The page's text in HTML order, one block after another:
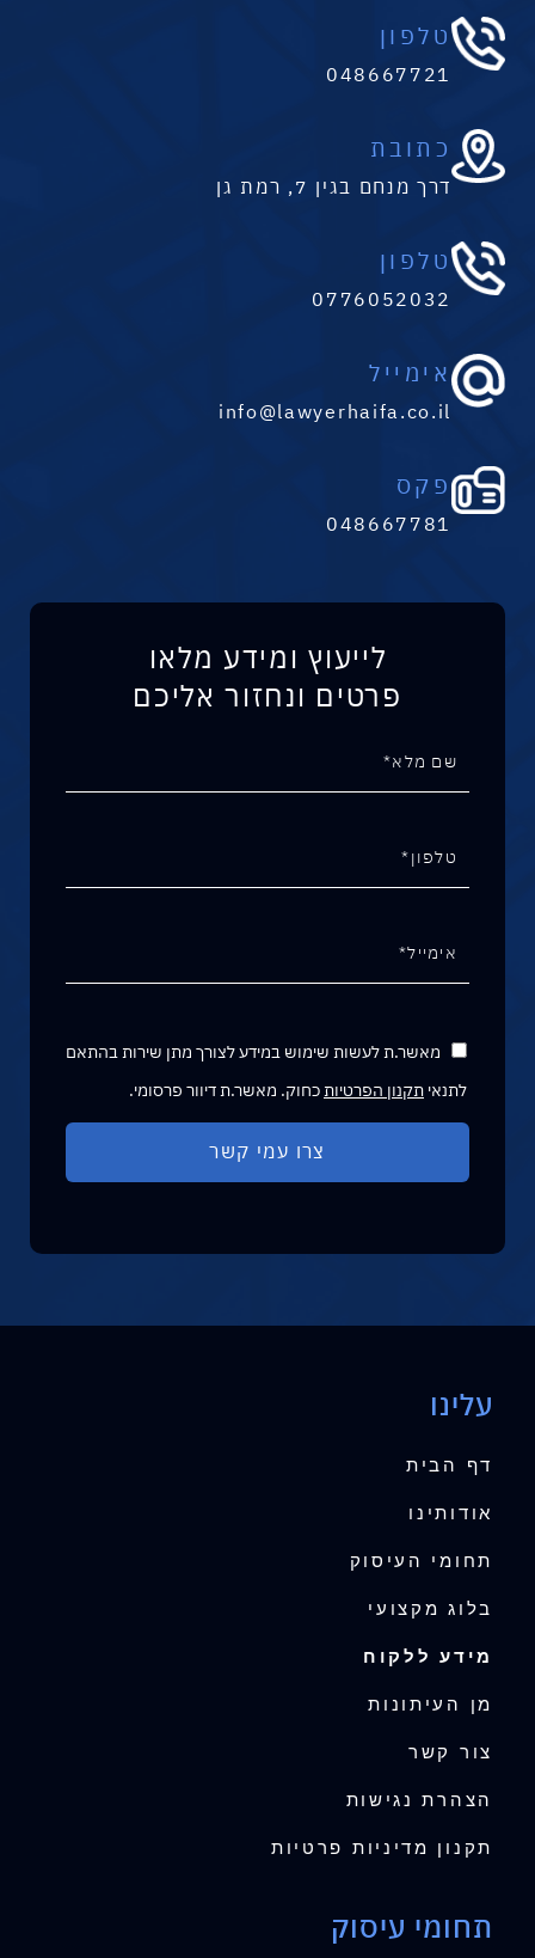
טלפון
048667721
כתובת
דרך מנחם בגין 7, רמת גן
טלפון
0776052032
אימייל
info@lawyerhaifa.co.il
פקס
048667781
לייעוץ ומידע מלאו
פרטים ונחזור אליכם
מאשר.ת לעשות שימוש במידע לצורך מתן שירות בהתאם
לתנאי תקנון הפרטיות כחוק. מאשר.ת דיוור פרסומי.
עלינו
דף הבית
אודותינו
תחומי העיסוק
בלוג מקצועי
מידע ללקוח
מן העיתונות
צור קשר
הצהרת נגישות
תקנון מדיניות פרטיות
תחומי עיסוק